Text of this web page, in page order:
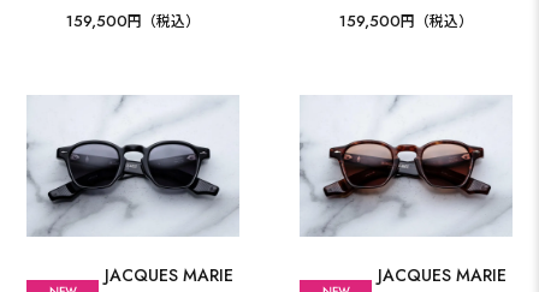
159,500円（税込）
159,500円（税込）
JACQUES MARIE
JACQUES MARIE